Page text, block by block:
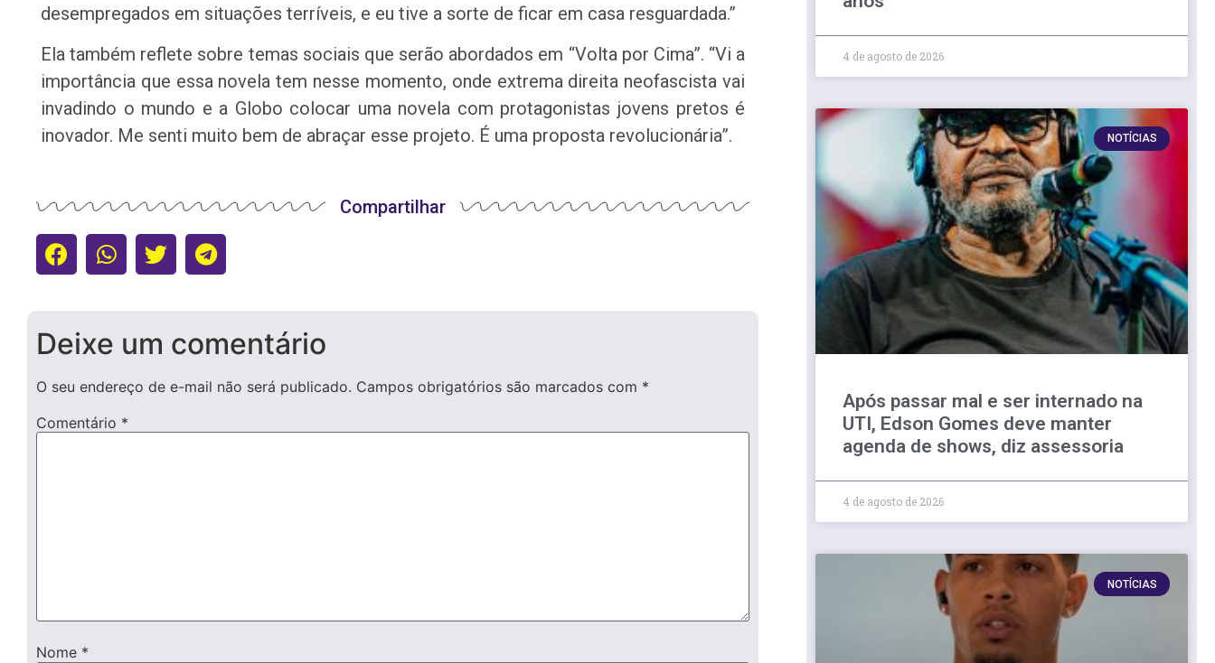
desempregados em situações terríveis, e eu tive a sorte de ficar em casa resguardada.”
Ela também reflete sobre temas sociais que serão abordados em “Volta por Cima”. “Vi a
importância que essa novela tem nesse momento, onde extrema direita neofascista vai
invadindo o mundo e a Globo colocar uma novela com protagonistas jovens pretos é
inovador. Me senti muito bem de abraçar esse projeto. É uma proposta revolucionária”.
Compartilhar
Deixe um comentário
O seu endereço de e-mail não será publicado. Campos obrigatórios são marcados com *
Comentário *
Nome *
4 de agosto de 2026
NOTÍCIAS
Após passar mal e ser internado na
UTI, Edson Gomes deve manter
agenda de shows, diz assessoria
4 de agosto de 2026
NOTÍCIAS